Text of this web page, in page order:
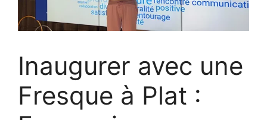
Inaugurer avec une
Fresque à Plat :